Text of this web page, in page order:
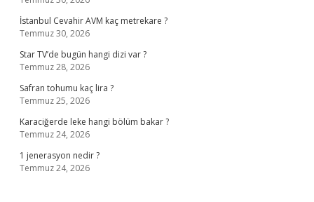
İstanbul Cevahir AVM kaç metrekare ?
Temmuz 30, 2026
Star TV’de bugün hangi dizi var ?
Temmuz 28, 2026
Safran tohumu kaç lira ?
Temmuz 25, 2026
Karaciğerde leke hangi bölüm bakar ?
Temmuz 24, 2026
1 jenerasyon nedir ?
Temmuz 24, 2026